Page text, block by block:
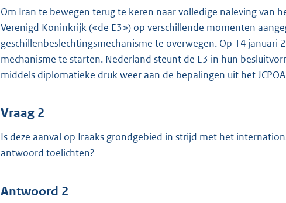
Om Iran te bewegen terug te keren naar volledige naleving van
Verenigd Koninkrijk («de E3») op verschillende momenten
geschillenbeslechtingsmechanisme te overwegen. Op 14
mechanisme te starten. Nederland steunt de E3 in hun
middels diplomatieke druk weer aan de bepalingen uit het
Vraag 2
Is deze aanval op Iraaks grondgebied in strijd met het
antwoord toelichten?
Antwoord 2